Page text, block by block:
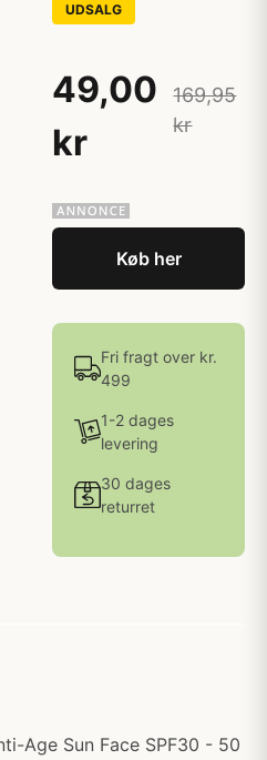
UDSALG
49,00
kr
169,95
kr
Køb her
Fri fragt over kr.
499
1-2 dages
levering
30 dages
returret
Age Sun Face SPF30 - 50